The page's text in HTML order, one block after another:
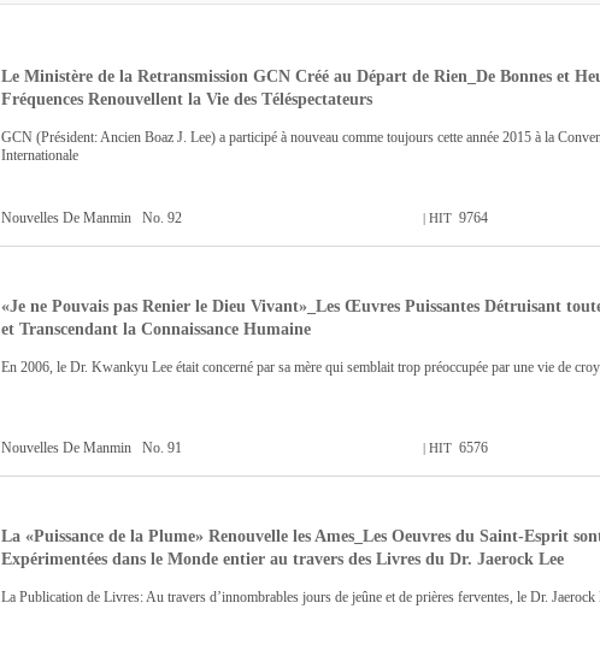
Le Ministère de la Retransmission GCN Créé au Départ de Rien_De Bonnes et
Fréquences Renouvellent la Vie des Téléspectateurs
GCN (Président: Ancien Boaz J. Lee) a participé à nouveau comme toujours cette année 2015 à la
Internationale
| Nouvelles De Manmin No. 92 | HIT 9764
«Je ne Pouvais pas Renier le Dieu Vivant»_Les Œuvres Puissantes Détruisant
et Transcendant la Connaissance Humaine
En 2006, le Dr. Kwankyu Lee était concerné par sa mère qui semblait trop préoccupée par une vie de
| Nouvelles De Manmin No. 91 | HIT 6576
La «Puissance de la Plume» Renouvelle les Ames_Les Oeuvres du Saint-Esprit
Expérimentées dans le Monde entier au travers des Livres du Dr. Jaerock Lee
La Publication de Livres: Au travers d’innombrables jours de jeûne et de prières ferventes, le Dr. Jaerock